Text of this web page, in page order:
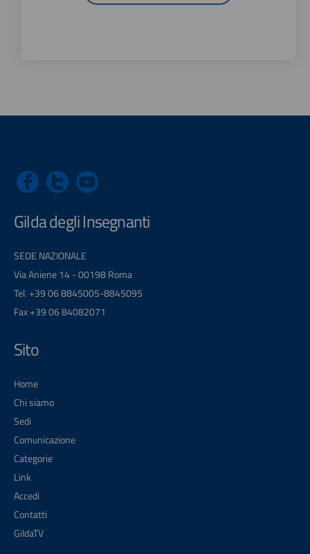
Gilda degli Insegnanti
SEDE NAZIONALE
Via Aniene 14 - 00198 Roma
Tel. +39 06 8845005-8845095
Fax +39 06 84082071
Sito
Home
Chi siamo
Sedi
Comunicazione
Categorie
Link
Accedi
Contatti
GildaTV